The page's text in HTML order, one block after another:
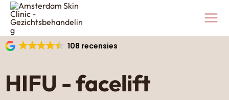
naar
inhoud
HIFU - facelift
108 recensies